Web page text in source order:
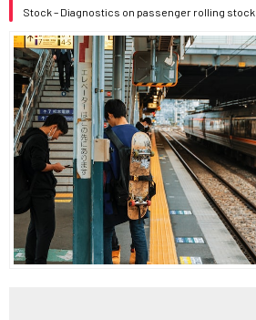
Stock – Diagnostics on passenger rolling stock